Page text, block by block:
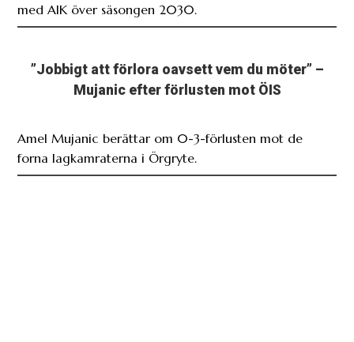
med AIK över säsongen 2030.
”Jobbigt att förlora oavsett vem du möter” –
Mujanic efter förlusten mot ÖIS
Amel Mujanic berättar om 0-3-förlusten mot de
forna lagkamraterna i Örgryte.